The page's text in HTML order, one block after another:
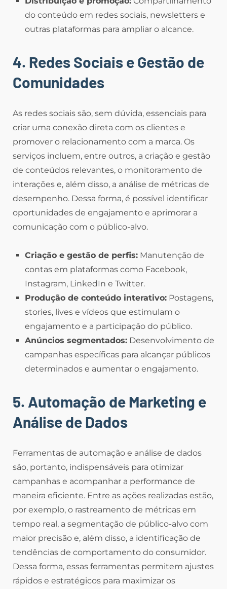
do conteúdo em redes sociais, newsletters e
outras plataformas para ampliar o alcance.
4. Redes Sociais e Gestão de
Comunidades
As redes sociais são, sem dúvida, essenciais para
criar uma conexão direta com os clientes e
promover o relacionamento com a marca. Os
serviços incluem, entre outros, a criação e gestão
de conteúdos relevantes, o monitoramento de
interações e, além disso, a análise de métricas de
desempenho. Dessa forma, é possível identificar
oportunidades de engajamento e aprimorar a
comunicação com o público-alvo.
Criação e gestão de perfis: Manutenção de
contas em plataformas como Facebook,
Instagram, LinkedIn e Twitter.
Produção de conteúdo interativo: Postagens,
stories, lives e vídeos que estimulam o
engajamento e a participação do público.
Anúncios segmentados: Desenvolvimento de
campanhas específicas para alcançar públicos
determinados e aumentar o engajamento.
5. Automação de Marketing e
Análise de Dados
Ferramentas de automação e análise de dados
são, portanto, indispensáveis para otimizar
campanhas e acompanhar a performance de
maneira eficiente. Entre as ações realizadas estão,
por exemplo, o rastreamento de métricas em
tempo real, a segmentação de público-alvo com
maior precisão e, além disso, a identificação de
tendências de comportamento do consumidor.
Dessa forma, essas ferramentas permitem ajustes
rápidos e estratégicos para maximizar os